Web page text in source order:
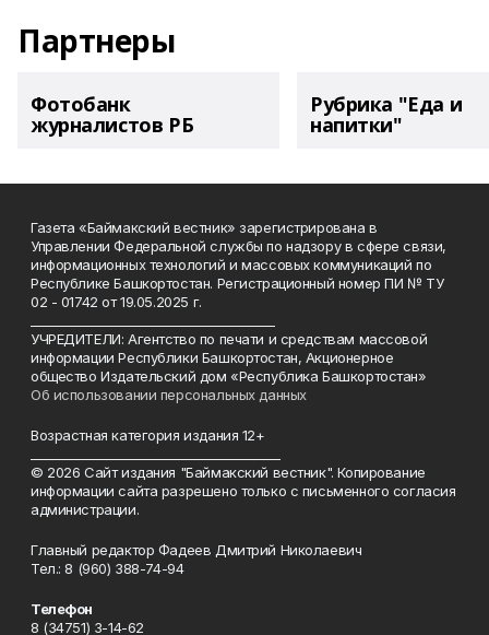
Партнеры
Фотобанк
журналистов РБ
Рубрика "Еда и
напитки"
Газета «Баймакский вестник» зарегистрирована в
Управлении Федеральной службы по надзору в сфере связи,
информационных технологий и массовых коммуникаций по
Республике Башкортостан. Регистрационный номер ПИ № ТУ
02 - 01742 от 19.05.2025 г.
УЧРЕДИТЕЛИ: Агентство по печати и средствам массовой
информации Республики Башкортостан, Акционерное
общество Издательский дом «Республика Башкортостан»
Об использовании персональных данных
Возрастная категория издания 12+
© 2026 Сайт издания "Баймакский вестник". Копирование
информации сайта разрешено только с письменного согласия
администрации.
Главный редактор Фадеев Дмитрий Николаевич
Тел.: 8 (960) 388-74-94
Телефон
8 (34751) 3-14-62